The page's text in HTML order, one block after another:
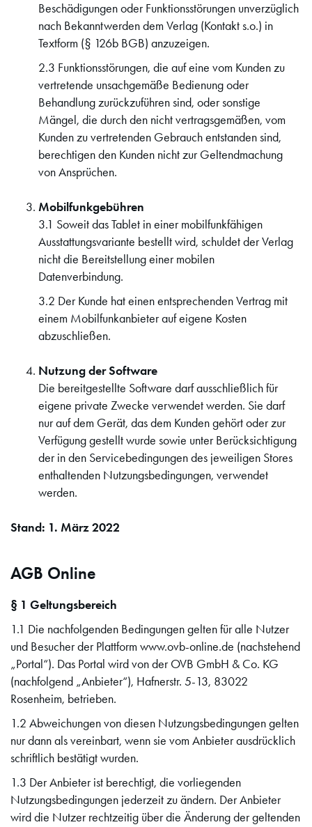
Beschädigungen oder Funktionsstörungen unverzüglich
nach Bekanntwerden dem Verlag (Kontakt s.o.) in
Textform (§ 126b BGB) anzuzeigen.
2.3 Funktionsstörungen, die auf eine vom Kunden zu
vertretende unsachgemäße Bedienung oder
Behandlung zurückzuführen sind, oder sonstige
Mängel, die durch den nicht vertragsgemäßen, vom
Kunden zu vertretenden Gebrauch entstanden sind,
berechtigen den Kunden nicht zur Geltendmachung
von Ansprüchen.
Mobilfunkgebühren
3.1 Soweit das Tablet in einer mobilfunkfähigen
Ausstattungsvariante bestellt wird, schuldet der Verlag
nicht die Bereitstellung einer mobilen
Datenverbindung.
3.2 Der Kunde hat einen entsprechenden Vertrag mit
einem Mobilfunkanbieter auf eigene Kosten
abzuschließen.
Nutzung der Software
Die bereitgestellte Software darf ausschließlich für
eigene private Zwecke verwendet werden. Sie darf
nur auf dem Gerät, das dem Kunden gehört oder zur
Verfügung gestellt wurde sowie unter Berücksichtigung
der in den Servicebedingungen des jeweiligen Stores
enthaltenden Nutzungsbedingungen, verwendet
werden.
Stand: 1. März 2022
AGB Online
§ 1 Geltungsbereich
1.1 Die nachfolgenden Bedingungen gelten für alle Nutzer
und Besucher der Plattform www.ovb-online.de (nachstehend
„Portal“). Das Portal wird von der OVB GmbH & Co. KG
(nachfolgend „Anbieter“), Hafnerstr. 5-13, 83022
Rosenheim, betrieben.
1.2 Abweichungen von diesen Nutzungsbedingungen gelten
nur dann als vereinbart, wenn sie vom Anbieter ausdrücklich
schriftlich bestätigt wurden.
1.3 Der Anbieter ist berechtigt, die vorliegenden
Nutzungsbedingungen jederzeit zu ändern. Der Anbieter
wird die Nutzer rechtzeitig über die Änderung der geltenden